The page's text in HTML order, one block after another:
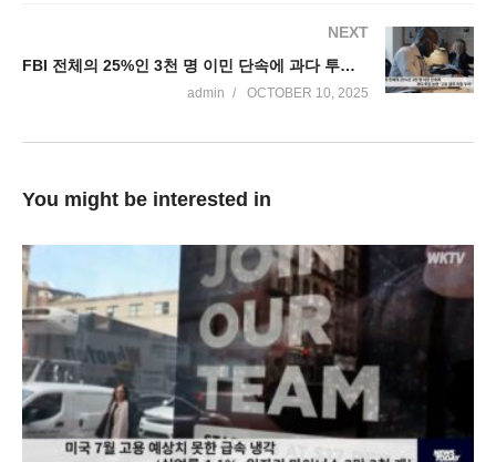
NEXT
FBI 전체의 25%인 3천 명 이민 단속에 과다 투입 논란 ‘고유 업무 차질 우려’
admin OCTOBER 10, 2025
You might be interested in